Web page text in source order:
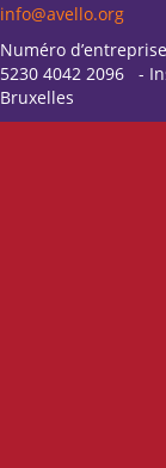
info@avello.org
Numéro
5230 4042 2096 -
Bruxelles